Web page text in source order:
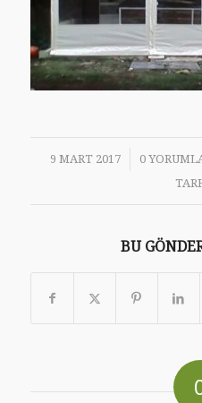
9 MART 2017
/ 0 /
BU